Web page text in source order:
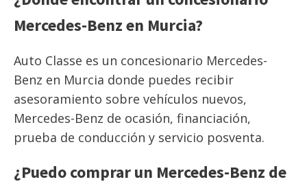
Mercedes-Benz en Murcia?
Auto Classe es un concesionario Mercedes-
Benz en Murcia donde puedes recibir
asesoramiento sobre vehículos nuevos,
Mercedes-Benz de ocasión, financiación,
prueba de conducción y servicio posventa.
¿Puedo comprar un Mercedes-Benz de